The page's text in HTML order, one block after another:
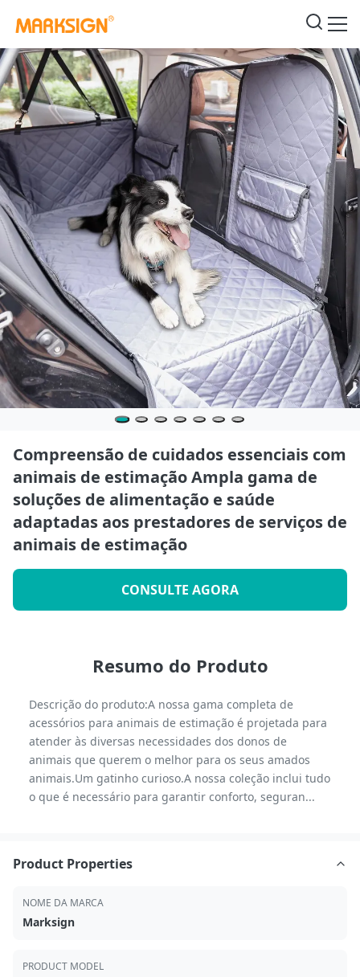
Compreensão de cuidados essenciais com
animais de estimação Ampla gama de
soluções de alimentação e saúde
adaptadas aos prestadores de serviços de
animais de estimação
CONSULTE AGORA
Resumo do Produto
Descrição do produto:A nossa gama completa de
acessórios para animais de estimação é projetada para
atender às diversas necessidades dos donos de
animais que querem o melhor para os seus amados
animais.Um gatinho curioso.A nossa coleção inclui tudo
o que é necessário para garantir conforto, seguran...
Product Properties
NOME DA MARCA
Marksign
PRODUCT MODEL